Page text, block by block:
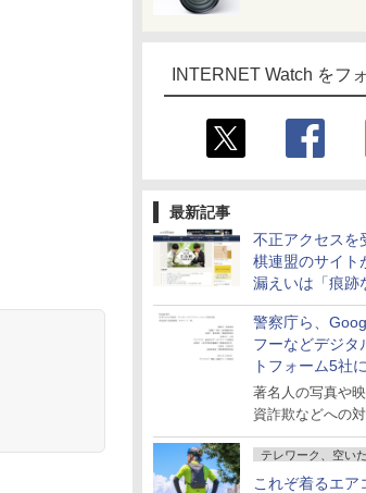
INTERNET Watch をフ
最新記事
不正アクセスを
棋連盟のサイト
漏えいは「痕跡
警察庁ら、
フーなどデジタ
トフォーム5社
し詐欺広告」対
著名人の写真や
資詐欺などへの
テレワーク、空い
これぞ着るエ